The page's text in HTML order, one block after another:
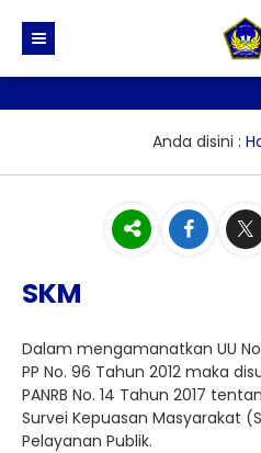
Sejarah dan Identitas
Visi, Misi dan Tujuan
Kurikulum
Kesiswaan
Kehumasan
Sarana Prasarana
BERITA
SKM
PERPUSTAKAAN
ADIWIYATA
GALERI
LAYANAN
E-Rapor
Penelitian
ALUMNI
Anda disini :
SKM
Dalam mengamanatkan UU
PP No. 96 Tahun 2012 maka
PANRB No. 14 Tahun 2017
Survei Kepuasan Masyarakat
Pelayanan Publik.